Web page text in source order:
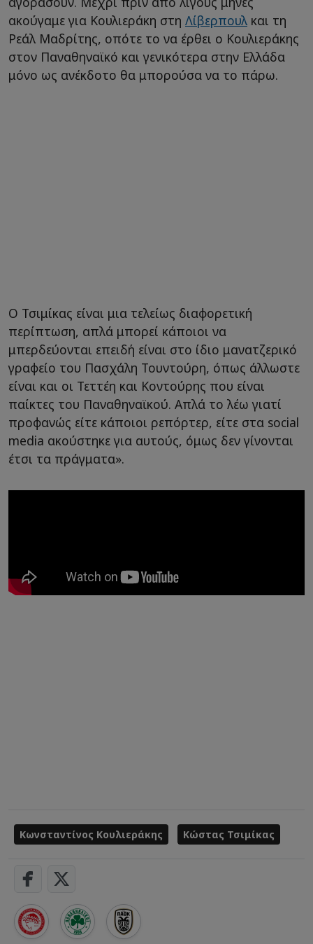
ακούγαμε για Κουλιεράκη στη Λίβερπουλ και τη
Ρεάλ Μαδρίτης, οπότε το να έρθει ο Κουλιεράκης
στον Παναθηναϊκό και γενικότερα στην Ελλάδα
μόνο ως ανέκδοτο θα μπορούσα να το πάρω.
Ο Τσιμίκας είναι μια τελείως διαφορετική
περίπτωση, απλά μπορεί κάποιοι να
μπερδεύονται επειδή είναι στο ίδιο μανατζερικό
γραφείο του Πασχάλη Τουντούρη, όπως άλλωστε
είναι και οι Τεττέη και Κοντούρης που είναι
παίκτες του Παναθηναϊκού. Απλά το λέω γιατί
προφανώς είτε κάποιοι ρεπόρτερ, είτε στα social
media ακούστηκε για αυτούς, όμως δεν γίνονται
έτσι τα πράγματα».
Κωνσταντίνος Κουλιεράκης Κώστας Τσιμίκας